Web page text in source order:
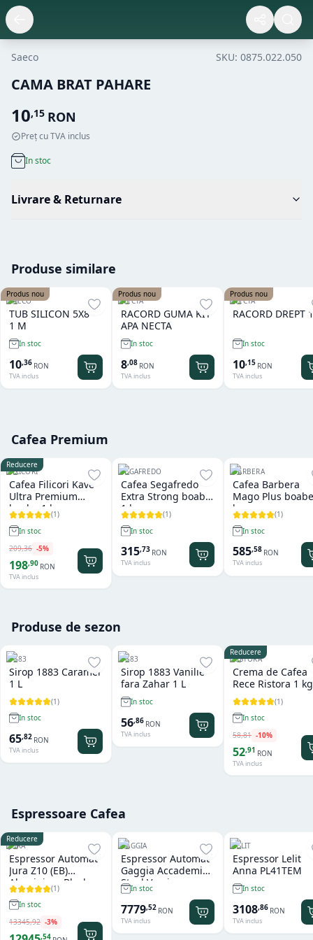
Saeco SKU: 0875.022.050
CAMA BRAT PAHARE
10,15 RON
Preț cu TVA inclus
In stoc
Livrare & Returnare
Produse similare
Produs nou
SAECO
TUB SILICON 5X8 -
1 M
In stoc
10,36 RON
TVA inclus
Produs nou
NECTA
RACORD GUMA KIT
APA NECTA
In stoc
8,08 RON
TVA inclus
Produs nou
NECTA
RACORD DREPT
In stoc
10,15 RON
TVA inclus
Cafea Premium
Reducere
FILICORI
Cafea Filicori Kave
Ultra Premium
boabe 1 kg
(1)
In stoc
209,36 -5%
198,90 RON
TVA inclus
SEGAFREDO
Cafea Segafredo
Extra Strong boabe
1 kg
(1)
In stoc
315,73 RON
TVA inclus
BARBERA
Cafea Barbera
Mago Plus
kg
(1)
In stoc
585,58 RON
TVA inclus
Produse de sezon
1883
Sirop 1883 Caramel
1 L
(1)
In stoc
65,82 RON
TVA inclus
1883
Sirop 1883 Vanilie
fara Zahar 1 L
In stoc
56,86 RON
TVA inclus
Reducere
RISTORA
Crema de Cafea
Rece Ristora 1 kg
(1)
In stoc
58,81 -10%
52,91 RON
TVA inclus
Espressoare Cafea
Reducere
JURA
Espressor Automat
Jura Z10 (EB)
Aluminium Black
(1)
In stoc
13345,92 -3%
,54
GAGGIA
Espressor Automat
Gaggia Accademia
Steel Version
In stoc
7779,52 RON
TVA inclus
LELIT
Espressor Lelit
Anna PL41TEM
In stoc
3108,86 RON
TVA inclus